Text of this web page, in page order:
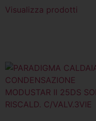
Visualizza prodotti